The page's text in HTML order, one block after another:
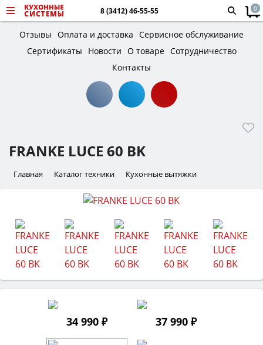
8 (3412) 46-55-55 0
Отзывы Оплата и доставка Сервисное обслуживание
Сертификаты
Новости О товаре Сотрудничество
Контакты
FRANKE LUCE 60 BK
Главная Каталог техники Кухонные вытяжки
34 990 ₽ 37 990 ₽